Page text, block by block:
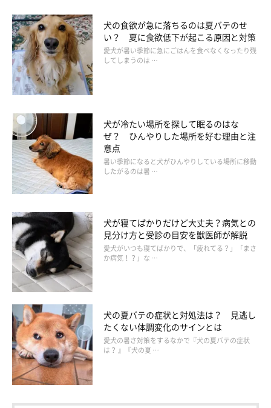
犬の食欲が急に落ちるのは夏バテのせ
い？ 夏に食欲低下が起こる原因と対策
愛犬が暑い季節に急にごはんを食べなくなったり残
してしまうのは …
犬が冷たい場所を探して眠るのはな
ぜ？ ひんやりした場所を好む理由と注
意点
暑い季節になると犬がひんやりしている場所に移動
したがるのは暑 …
犬が寝てばかりだけど大丈夫？病気との
見分け方と受診の目安を獣医師が解説
愛犬がいつも寝てばかりで、「疲れてる？」「まさ
か病気！？」な …
犬の夏バテの症状と対処法は？ 見逃し
たくない体調変化のサインとは
愛犬の暑さ対策をするなかで『犬の夏バテの症状
は？ 』『犬の夏 …